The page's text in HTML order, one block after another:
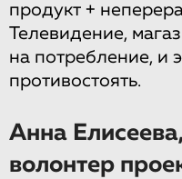
продукт +
Телевидение,
на потребление, и
противостоять.
Анна
волонтер